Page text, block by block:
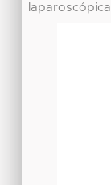
laparoscópica